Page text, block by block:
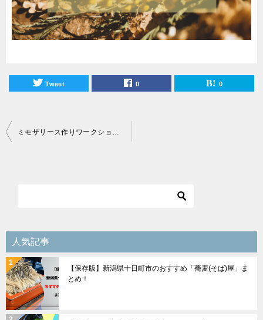
Tweet 0 0
投
シ
ョ
ン
ミモザリース作りワークショップのお知らせ【満員御礼】
人気記事
【保存版】新潟県十日町市のおすすめ「蕎麦(そば)屋」ま
とめ！